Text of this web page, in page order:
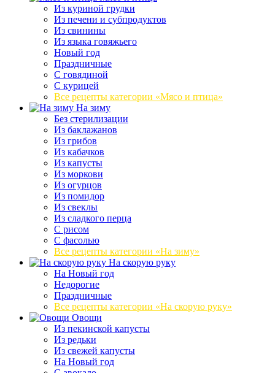
Из куриной грудки
Из печени и субпродуктов
Из свинины
Из языка говяжьего
Новый год
Праздничные
С говядиной
С курицей
Все рецепты категории «Мясо и птица»
На зиму
Без стерилизации
Из баклажанов
Из грибов
Из кабачков
Из капусты
Из моркови
Из огурцов
Из помидор
Из свеклы
Из сладкого перца
С рисом
С фасолью
Все рецепты категории «На зиму»
На скорую руку
На Новый год
Недорогие
Праздничные
Все рецепты категории «На скорую руку»
Овощи
Из пекинской капусты
Из редьки
Из свежей капусты
На Новый год